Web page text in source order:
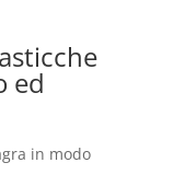
ed
in modo